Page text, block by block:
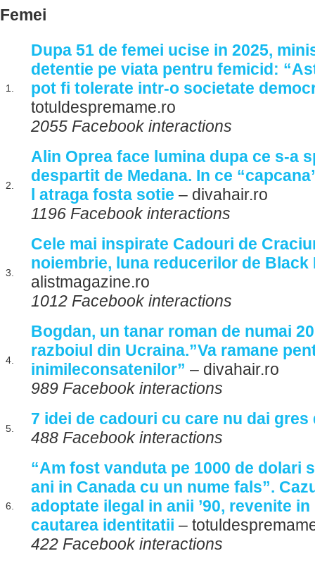
Femei
1.
Dupa 51 de femei ucise in 2025,
detentie pe viata pentru femicid:
pot fi tolerate intr-o societate
totuldespremame.ro
2055 Facebook interactions
2.
Alin Oprea face lumina dupa ce s-a
despartit de Medana. In ce
l atraga fosta sotie – divahair.ro
1196 Facebook interactions
3.
Cele mai inspirate Cadouri de
noiembrie, luna reducerilor de Black
alistmagazine.ro
1012 Facebook interactions
4.
Bogdan, un tanar roman de numai
razboiul din Ucraina.”Va ramane
inimileconsatenilor” – divahair.ro
989 Facebook interactions
5.
7 idei de cadouri cu care nu dai gres
488 Facebook interactions
6.
“Am fost vanduta pe 1000 de dolari
ani in Canada cu un nume fals”.
adoptate ilegal in anii ’90, revenite
cautarea identitatii –
422 Facebook interactions